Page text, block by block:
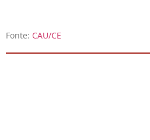
Fonte: CAU/CE